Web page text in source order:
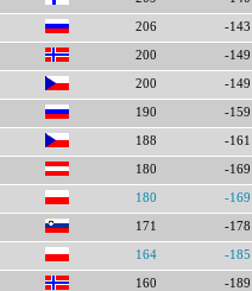
206 -143
200 -149
200 -149
190 -159
188 -161
180 -169
180 -169
171 -178
164 -185
160 -189